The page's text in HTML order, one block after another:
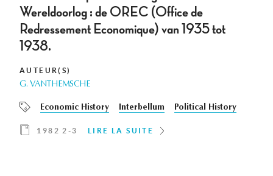
Wereldoorlog : de OREC (Office de
Redressement Economique) van 1935 tot
1938.
AUTEUR(S)
G. VANTHEMSCHE
Economic History Interbellum Political History
1982 2-3 LIRE LA SUITE